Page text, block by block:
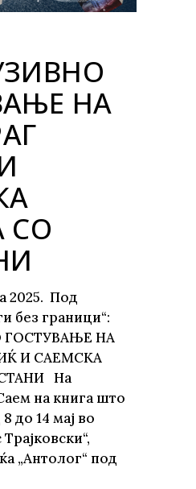
НА
СО
2025. Под
без граници“:
НА
И САЕМСКА
На
на книга што
до 14 мај во
„Антолог“ под